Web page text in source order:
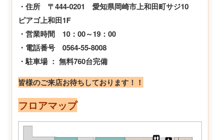
・住所 〒444-0201 愛知県岡崎市上和田町サジ10
ピアゴ上和田1F
・営業時間 10：00～19：00
・電話番号 0564-55-8008
・駐車場 ： 無料760台完備
皆様のご来店お待ちしております！！
フロアマップ